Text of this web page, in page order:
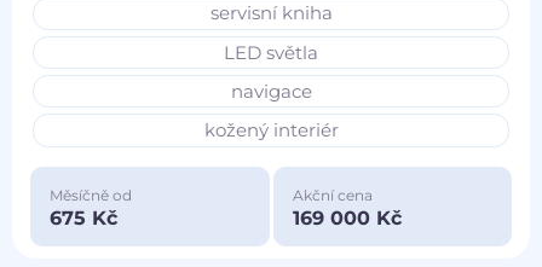
servisní kniha
LED světla
navigace
kožený interiér
Měsíčně od
675 Kč
Akční cena
169 000 Kč